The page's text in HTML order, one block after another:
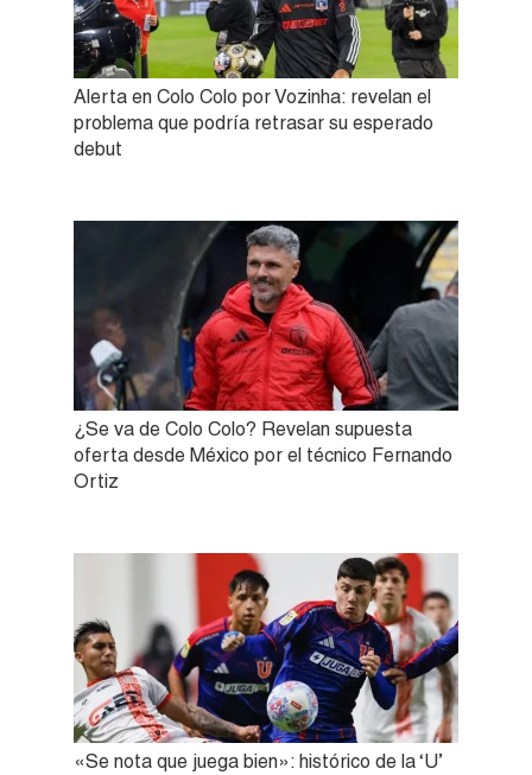
Alerta en Colo Colo por Vozinha: revelan el
problema que podría retrasar su esperado
debut
¿Se va de Colo Colo? Revelan supuesta
oferta desde México por el técnico Fernando
Ortiz
«Se nota que juega bien»: histórico de la ‘U’